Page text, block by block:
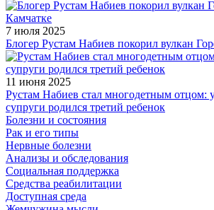
7 июля 2025
Блогер Рустам Набиев покорил вулкан
11 июня 2025
Рустам Набиев стал многодетным отцом:
супруги родился третий ребенок
Болезни и состояния
Рак и его типы
Нервные болезни
Анализы и обследования
Социальная поддержка
Средства реабилитации
Доступная среда